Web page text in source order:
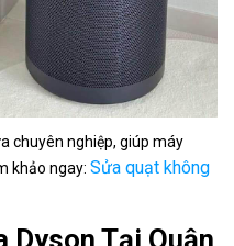
chuyên nghiệp, giúp máy
khảo ngay: Sửa quạt không